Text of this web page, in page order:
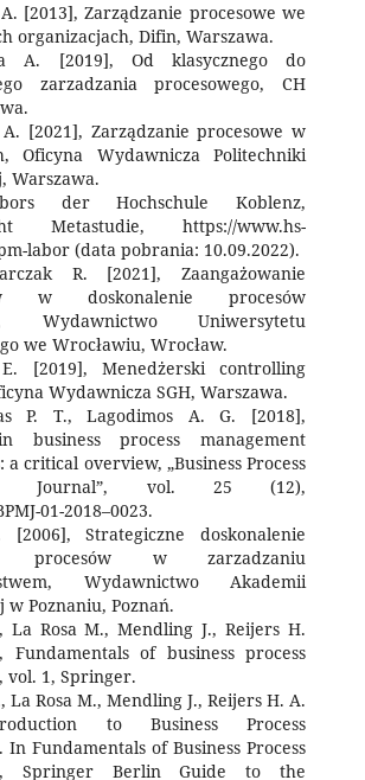
[2013], Zarządzanie procesowe we
organizacjach, Difin, Warszawa.
A. [2019], Od klasycznego do
zarzadzania procesowego, CH
[2021], Zarządzanie procesowe w
Oficyna Wydawnicza Politechniki
Warszawa.
der Hochschule Koblenz,
Metastudie, https://www.hs-
labor (data pobrania: 10.09.2022).
R. [2021], Zaangażowanie
w doskonalenie procesów
Wydawnictwo Uniwersytetu
we Wrocławiu, Wrocław.
[2019], Menedżerski controlling
Wydawnicza SGH, Warszawa.
P. T., Lagodimos A. G. [2018],
business process management
a critical overview, „Business Process
Journal”, vol. 25 (12),
01-2018–0023.
Strategiczne doskonalenie
procesów w zarzadzaniu
Wydawnictwo Akademii
w Poznaniu, Poznań.
La Rosa M., Mendling J., Reijers H.
Fundamentals of business process
vol. 1, Springer.
La Rosa M., Mendling J., Reijers H. A.
to Business Process
In Fundamentals of Business Process
Springer Berlin Guide to the